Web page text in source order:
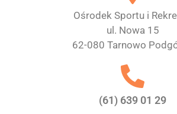
Ośrodek Sportu i
ul. Nowa 15
62-080 Tarnowo
(61) 639 01 29